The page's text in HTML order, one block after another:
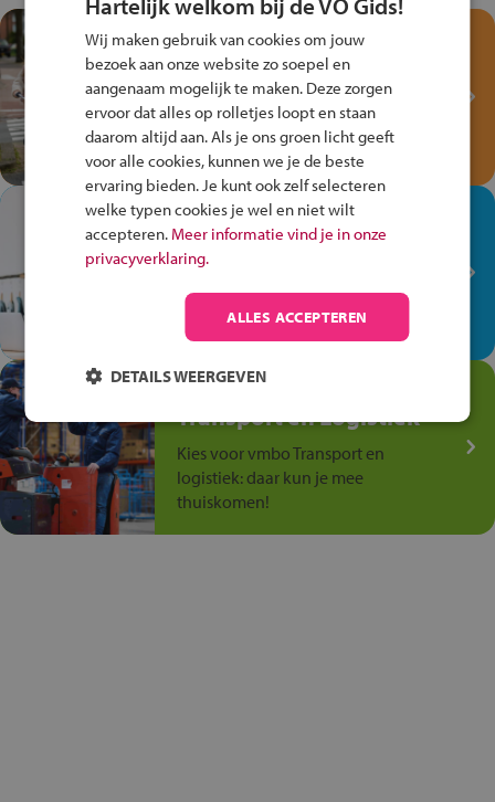
Test je kennis met het
Fiets Veilig
Verkeersspel!
Speel het Fiets Veilig Verkeersspel
en win een Cortina-fiets!
In de winkel ben je op je
plek!
op de winkelvloer, waar elke dag
anders is!
Jouw talent in de
Transport en Logistiek
Kies voor vmbo Transport en
logistiek: daar kun je mee
thuiskomen!
Wij maken gebruik van cookies om jouw
bezoek aan onze website zo soepel en
aangenaam mogelijk te maken. Deze zorgen
ervoor dat alles op rolletjes loopt en staan
daarom altijd aan. Als je ons groen licht geeft
voor alle cookies, kunnen we je de beste
ervaring bieden. Je kunt ook zelf selecteren
welke typen cookies je wel en niet wilt
accepteren. Meer informatie vind je in onze
privacyverklaring.
ALLES ACCEPTEREN
DETAILS WEERGEVEN